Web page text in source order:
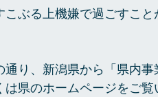
ぶる上機嫌で過ごすこと
通り、新潟県から「県内
県のホームページをご覧